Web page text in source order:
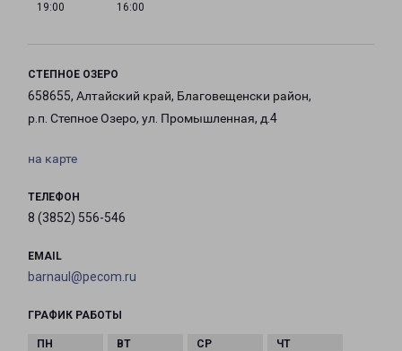
19:00
16:00
СТЕПНОЕ ОЗЕРО
658655, Алтайский край, Благовещенски район,
р.п. Степное Озеро, ул. Промышленная, д.4
на карте
ТЕЛЕФОН
8 (3852) 556-546
EMAIL
barnaul@pecom.ru
ГРАФИК РАБОТЫ